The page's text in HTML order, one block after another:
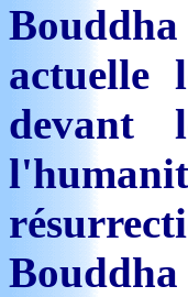
actuelle
devant